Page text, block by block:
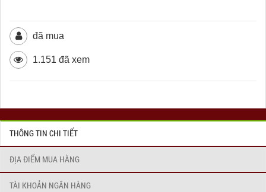
đã mua
1.151 đã xem
THÔNG TIN CHI TIẾT
ĐỊA ĐIỂM MUA HÀNG
TÀI KHOẢN NGÂN HÀNG